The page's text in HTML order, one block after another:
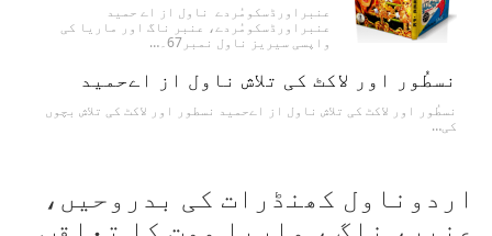
عنبراورڈسکومُردے ناول از اے حمید
عنبراورڈسکومُردے، عنبر ناگ اور ماریا کی
واپسی سیریز ناول نمبر67۔…
نسطُور اور لاکٹ کی تلاش ناول از اےحمید
نسطُور اور لاکٹ کی تلاش ناول از اےحمید نسطور اور لاکٹ کی تلاش بچوں
کی…
اردوناول کھنڈرات کی بدروحیں،
عنبر، ناگ ، ماریا موت کا تعاقب